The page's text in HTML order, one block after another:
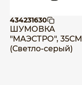
434231630
ШУМОВКА
"МАЭСТРО", 35СМ
(Светло-серый)